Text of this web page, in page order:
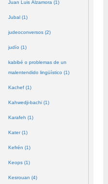
Juan Luis Alzamora (1)
Jubal (1)
judeoconversos (2)
judío (1)
kabibé o problemas de un
malentendido lingüístico (1)
Kachef (1)
Kahwedji-bachi (1)
Karafeh (1)
Kater (1)
Kefrén (1)
Keops (1)
Kesrouan (4)